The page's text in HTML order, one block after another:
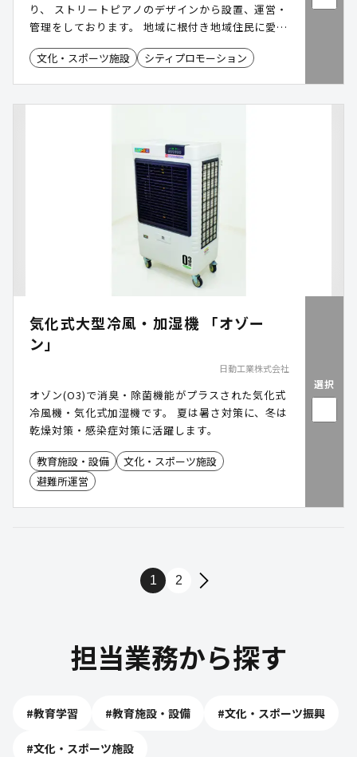
り、 ストリートピアノのデザインから設置、運営・
管理をしております。 地域に根付き地域住民に愛さ
れるような、 唯一のオリジナルピアノを提供してお
ります。
文化・スポーツ施設 シティプロモーション
気化式大型冷風・加湿機 「オゾー
ン」
日動工業株式会社
オゾン(O3)で消臭・除菌機能がプラスされた気化式
冷風機・気化式加湿機です。 夏は暑さ対策に、冬は
乾燥対策・感染症対策に活躍します。
教育施設・設備
文化・スポーツ施設
避難所運営
選択
1 2
担当業務から探す
#教育学習 #教育施設・設備 #文化・スポーツ振興
#文化・スポーツ施設